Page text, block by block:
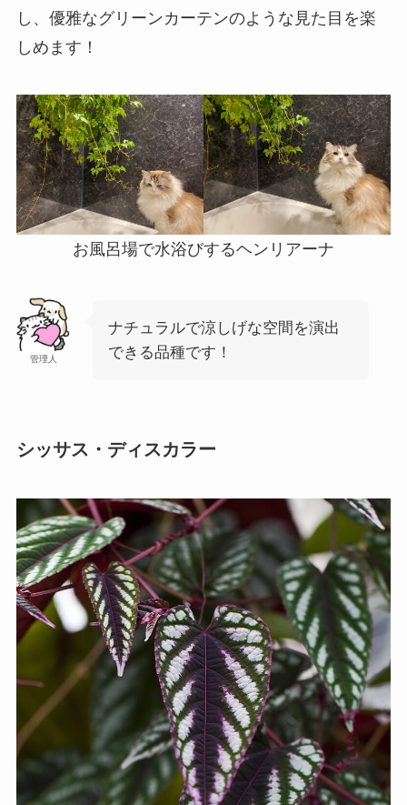
し、優雅なグリーンカーテンのような見た目を楽
しめます！
お風呂場で水浴びするヘンリアーナ
管理人
ナチュラルで涼しげな空間を演出
できる品種です！
シッサス・ディスカラー